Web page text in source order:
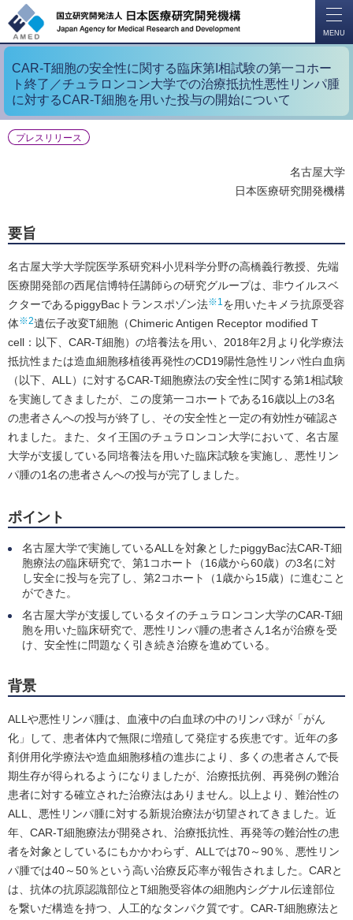
MENU
CAR-T細胞の安全性に関する臨床第I相試験の第一コホー
ト終了／チュラロンコン大学での治療抵抗性悪性リンパ腫
に対するCAR-T細胞を用いた投与の開始について
プレスリリース
名古屋大学
日本医療研究開発機構
要旨
名古屋大学大学院医学系研究科小児科学分野の高橋義行教授、先端
医療開発部の西尾信博特任講師らの研究グループは、非ウイルスベ
クターであるpiggyBacトランスポゾン法※1を用いたキメラ抗原受容
体※2遺伝子改変T細胞（Chimeric Antigen Receptor modified T
cell：以下、CAR-T細胞）の培養法を用い、2018年2月より化学療法
抵抗性または造血細胞移植後再発性のCD19陽性急性リンパ性白血病
（以下、ALL）に対するCAR-T細胞療法の安全性に関する第1相試験
を実施してきましたが、この度第一コホートである16歳以上の3名
の患者さんへの投与が終了し、その安全性と一定の有効性が確認さ
れました。また、タイ王国のチュラロンコン大学において、名古屋
大学が支援している同培養法を用いた臨床試験を実施し、悪性リン
パ腫の1名の患者さんへの投与が完了しました。
ポイント
名古屋大学で実施しているALLを対象としたpiggyBac法CAR-T細
胞療法の臨床研究で、第1コホート（16歳から60歳）の3名に対
し安全に投与を完了し、第2コホート（1歳から15歳）に進むこと
ができた。
名古屋大学が支援しているタイのチュラロンコン大学のCAR-T細
胞を用いた臨床研究で、悪性リンパ腫の患者さん1名が治療を受
け、安全性に問題なく引き続き治療を進めている。
背景
ALLや悪性リンパ腫は、血液中の白血球の中のリンパ球が「がん
化」して、患者体内で無限に増殖して発症する疾患です。近年の多
剤併用化学療法や造血細胞移植の進歩により、多くの患者さんで長
期生存が得られるようになりましたが、治療抵抗例、再発例の難治
患者に対する確立された治療法はありません。以上より、難治性の
ALL、悪性リンパ腫に対する新規治療法が切望されてきました。近
年、CAR-T細胞療法が開発され、治療抵抗性、再発等の難治性の患
者を対象としているにもかかわらず、ALLでは70～90％、悪性リン
パ腫では40～50％という高い治療反応率が報告されました。CARと
は、抗体の抗原認識部位とT細胞受容体の細胞内シグナル伝達部位
を繋いだ構造を持つ、人工的なタンパク質です。CAR-T細胞療法と